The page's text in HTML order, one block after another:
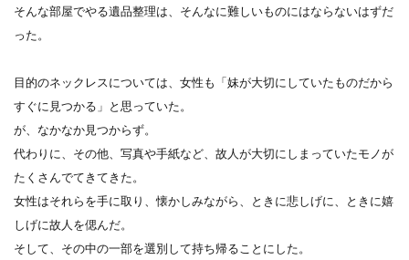
そんな部屋でやる遺品整理は、そんなに難しいものにはならないはずだ
った。
目的のネックレスについては、女性も「妹が大切にしていたものだから
すぐに見つかる」と思っていた。
が、なかなか見つからず。
代わりに、その他、写真や手紙など、故人が大切にしまっていたモノが
たくさんでてきてきた。
女性はそれらを手に取り、懐かしみながら、ときに悲しげに、ときに嬉
しげに故人を偲んだ。
そして、その中の一部を選別して持ち帰ることにした。